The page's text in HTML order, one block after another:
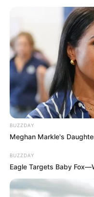
BUZZDAY
Meghan Markle's
BUZZDAY
Eagle Targets Baby